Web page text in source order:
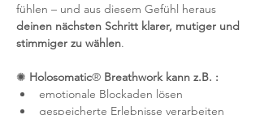
fühlen – und aus diesem Gefühl heraus
deinen nächsten Schritt klarer, mutiger und
stimmiger zu wählen.
✺ Holosomatic® Breathwork kann z.B. :
emotionale Blockaden lösen
gespeicherte Erlebnisse verarbeiten